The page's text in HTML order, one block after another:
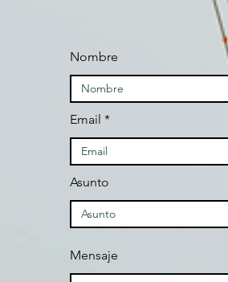
Nombre
Email
Asunto
Mensaje